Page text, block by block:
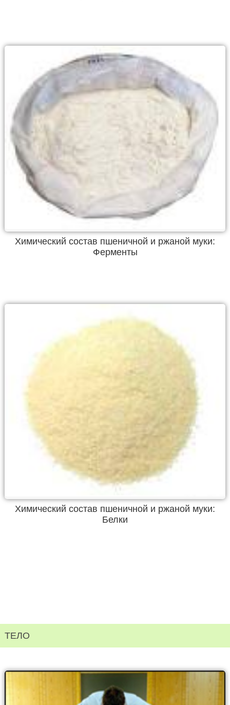
Химический состав пшеничной и ржаной муки:
Ферменты
Химический состав пшеничной и ржаной муки:
Белки
ТЕЛО